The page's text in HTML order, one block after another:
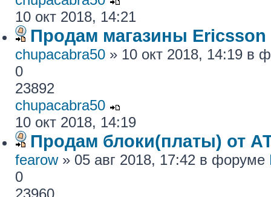
10 окт 2018, 14:21
Продам магазины Ericsson
chupacabra50 » 10 окт 2018, 14:19 в
0
23892
chupacabra50
10 окт 2018, 14:19
Продам блоки(платы) от
fearow» 05 авг 2018, 17:42 в форуме
0
23960